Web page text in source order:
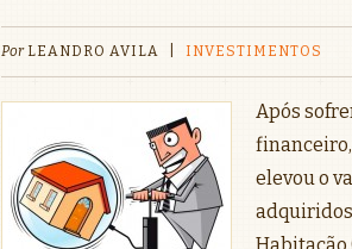
Por LEANDRO AVILA INVESTIMENTOS
Após
elevou o